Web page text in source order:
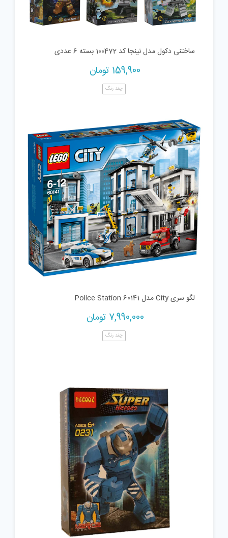
ساختنی دکول مدل نینجا کد 100472 بسته 6 عددی
159,900 تومان
چند رنگ
لگو سری City مدل Police Station 60141
7,990,000 تومان
چند رنگ